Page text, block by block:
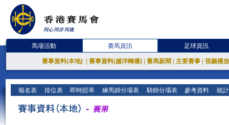
馬場活動 賽馬資訊 足球資訊
賽事資料(本地) 賽事資料(越洋轉播) 賽馬新聞 主要賽事 視聽播
報名表 排位表 即時賠率 練馬師分場表 騎師分場表 參考資料 統